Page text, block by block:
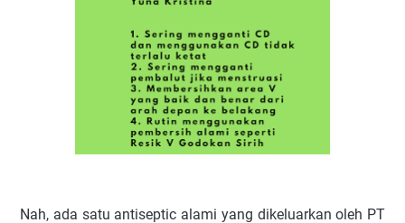
Nah, ada satu antiseptic alami yang dikeluarkan oleh PT